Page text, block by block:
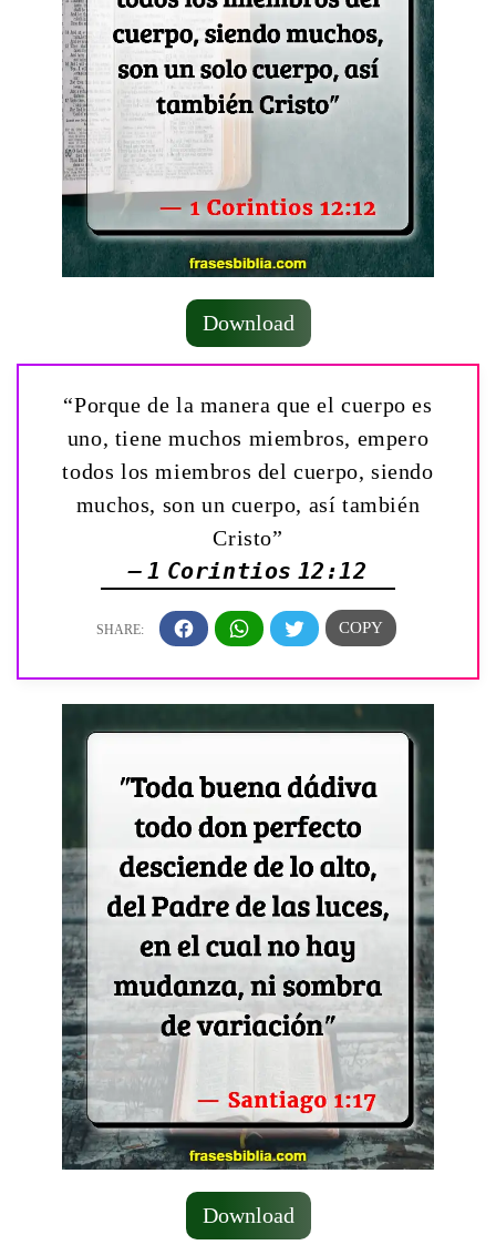
Download
“Porque de la manera que el cuerpo es
uno, tiene muchos miembros, empero
todos los miembros del cuerpo, siendo
muchos, son un cuerpo, así también
Cristo”
— 1 Corintios 12:12
Download